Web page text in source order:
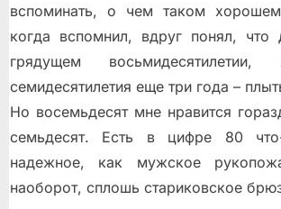
вспоминать, о чем таком
когда вспомнил, вдруг понял,
грядущем
семидесятилетия еще три года –
Но восемьдесят мне нравится
семьдесят. Есть в цифре 80
надежное, как мужское
наоборот, сплошь стариковское